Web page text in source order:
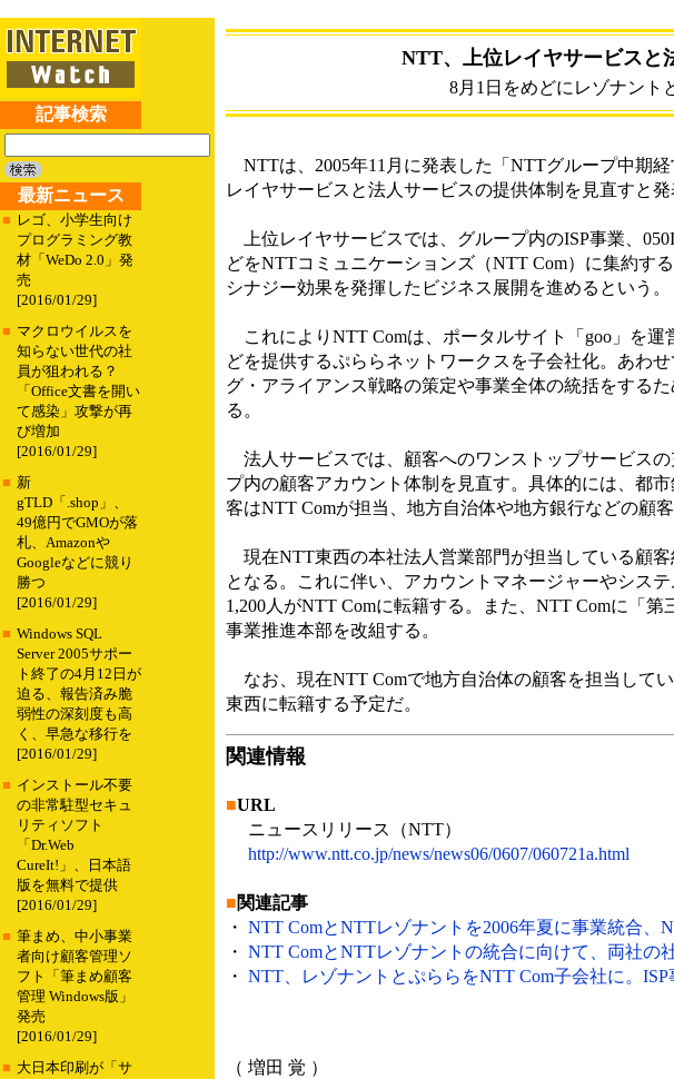
記事検索
最新ニュース
■ レゴ、小学生向け
プログラミング教
材「WeDo 2.0」発
売
[2016/01/29]
■ マクロウイルスを
知らない世代の社
員が狙われる？
「Office文書を開い
て感染」攻撃が再
び増加
[2016/01/29]
■ 新
gTLD「.shop」、
49億円でGMOが落
札、Amazonや
Googleなどに競り
勝つ
[2016/01/29]
■ Windows SQL
Server 2005サポー
ト終了の4月12日が
迫る、報告済み脆
弱性の深刻度も高
く、早急な移行を
[2016/01/29]
■ インストール不要
の非常駐型セキュ
リティソフト
「Dr.Web
CureIt!」、日本語
版を無料で提供
[2016/01/29]
■ 筆まめ、中小事業
者向け顧客管理ソ
フト「筆まめ顧客
管理 Windows版」
発売
[2016/01/29]
■ 大日本印刷が「サ
NTT、上位レイヤサービスと
8月1日をめどにレゾナント
NTTは、2005年11月に発表した「NTTグループ中期
レイヤサービスと法人サービスの提供体制を見直すと発
上位レイヤサービスでは、グループ内のISP事業、
どをNTTコミュニケーションズ（NTT Com）に集約す
シナジー効果を発揮したビジネス展開を進めるという。
これによりNTT Comは、ポータルサイト「goo」を運
どを提供するぷららネットワークスを子会社化。あわ
グ・アライアンス戦略の策定や事業全体の統括をする
る。
法人サービスでは、顧客へのワンストップサービス
プ内の顧客アカウント体制を見直す。具体的には、都
客はNTT Comが担当、地方自治体や地方銀行などの顧
現在NTT東西の本社法人営業部門が担当している顧客
となる。これに伴い、アカウントマネージャーやシス
1,200人がNTT Comに転籍する。また、NTT Comに「
事業推進本部を改組する。
なお、現在NTT Comで地方自治体の顧客を担当して
東西に転籍する予定だ。
関連情報
■URL
ニュースリリース（NTT）
http://www.ntt.co.jp/news/news06/0607/060721a.html
■関連記事
・ NTT ComとNTTレゾナントを2006年夏に事業統合、
・ NTT ComとNTTレゾナントの統合に向けて、両社の
・ NTT、レゾナントとぷららをNTT Com子会社に。ISP
（ 増田 覚 ）